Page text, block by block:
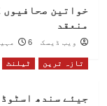
خواتین
منعقد
ویب ڈیسک 6 مہینے ago
تازہ ترین ٹیلنٹ
جیئے سندھ